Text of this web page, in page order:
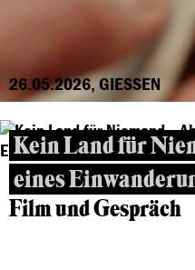
26.05.2026, GIESSEN
Kein Land für
eines
Film und Gespräch